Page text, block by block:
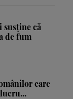
că
de fum
care